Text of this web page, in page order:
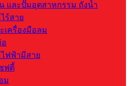
และปั๊มอุตสาหกรรม ถังน้ำ
ร้สาย
เครื่องมือลม
ไฟฟ้ามีสาย
ฟตี้
ม